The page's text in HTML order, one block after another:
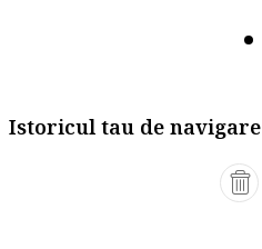
Istoricul tau de navigare